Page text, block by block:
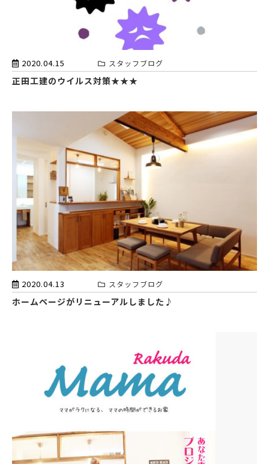
2020.04.15 スタッフブログ
正田工建のウイルス対策★★★
2020.04.13 スタッフブログ
ホームページがリニューアルしました♪